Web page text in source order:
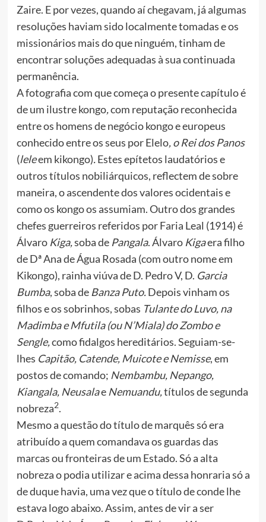
Zaire. E por vezes, quando aí chegavam, já algumas
resoluções haviam sido localmente tomadas e os
missionários mais do que ninguém, tinham de
encontrar soluções adequadas à sua continuada
permanência.
A fotografia com que começa o presente capítulo é
de um ilustre kongo,com reputação reconhecida
entre os homens de negócio kongo e europeus
conhecido entre os seus por Elelo, o Rei dos Panos
(leleem kikongo).Estes epítetos laudatórios e
outros títulos nobiliárquicos, reflectem de sobre
maneira, o ascendente dos valores ocidentais e
como os kongo os assumiam. Outro dos grandes
chefes guerreiros referidos por Faria Leal (1914) é
Álvaro Kiga,soba de Pangala. Álvaro Kigaera filho
de Dª Ana de Água Rosada (com outro nome em
Kikongo), rainha viúva de D. Pedro V, D. Garcia
Bumba, soba de Banza Puto.Depois vinham os
filhos e os sobrinhos, sobas Tulante do Luvo, na
Madimba e Mfutila (ou N’Miala) do Zombo e
Sengle,como fidalgos hereditários. Seguiam-se-
lhes Capitão, Catende, Muicote e Nemisse, em
postos de comando; Nembambu, Nepango,
Kiangala, Neusalae Nemuandu,títulos de segunda
nobreza2.
Mesmo a questão do título de marquês só era
atribuído a quem comandava os guardas das
marcas ou fronteiras de um Estado. Só a alta
nobreza o podia utilizar e acima dessa honraria só a
de duque havia, uma vez que o título de conde lhe
estava logo abaixo. Assim, antes de vir a ser